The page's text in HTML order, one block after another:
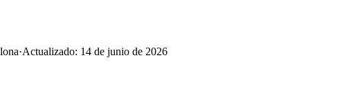
·Actualizado: 14 de junio de 2026